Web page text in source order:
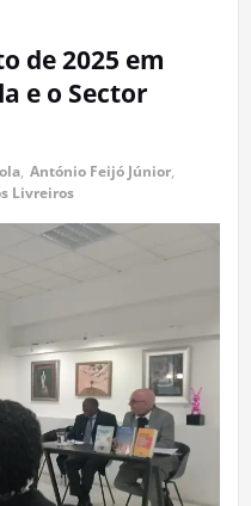
de 2025 em
e o Sector
, António Feijó Júnior,
Livreiros